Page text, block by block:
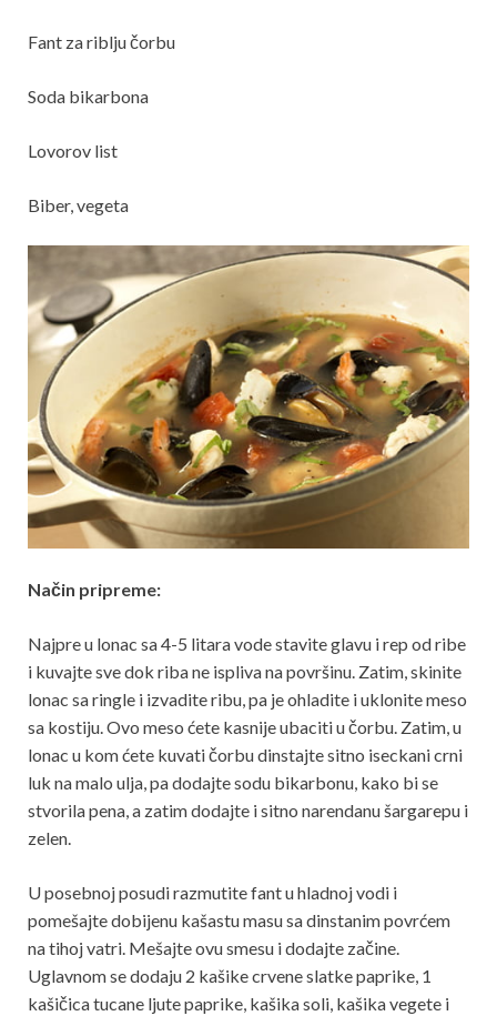
Fant za riblju čorbu
Soda bikarbona
Lovorov list
Biber, vegeta
Način pripreme:
Najpre u lonac sa 4-5 litara vode stavite glavu i rep od ribe
i kuvajte sve dok riba ne ispliva na površinu. Zatim, skinite
lonac sa ringle i izvadite ribu, pa je ohladite i uklonite meso
sa kostiju. Ovo meso ćete kasnije ubaciti u čorbu. Zatim, u
lonac u kom ćete kuvati čorbu dinstajte sitno iseckani crni
luk na malo ulja, pa dodajte sodu bikarbonu, kako bi se
stvorila pena, a zatim dodajte i sitno narendanu šargarepu i
zelen.
U posebnoj posudi razmutite fant u hladnoj vodi i
pomešajte dobijenu kašastu masu sa dinstanim povrćem
na tihoj vatri. Mešajte ovu smesu i dodajte začine.
Uglavnom se dodaju 2 kašike crvene slatke paprike, 1
kašičica tucane ljute paprike, kašika soli, kašika vegete i